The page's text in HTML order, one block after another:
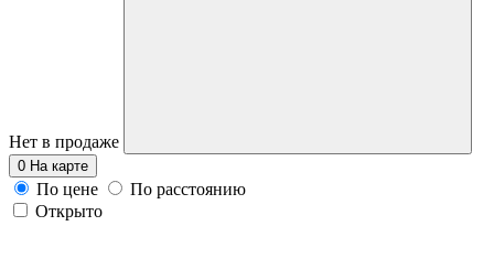
Нет в продаже
0 На карте
По цене
По расстоянию
Открыто